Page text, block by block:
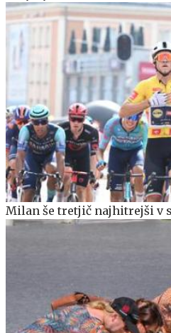
Milan še tretjič najhitrejši v